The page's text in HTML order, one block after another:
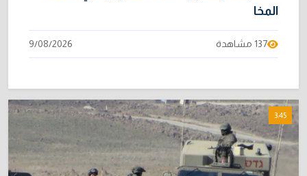
المخا
137 مشاهدة 9/08/2026
3:45